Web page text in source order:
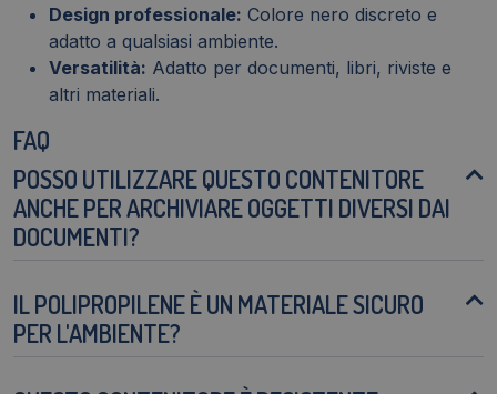
Design professionale: Colore nero discreto e
adatto a qualsiasi ambiente.
Versatilità: Adatto per documenti, libri, riviste e
altri materiali.
FAQ
POSSO UTILIZZARE QUESTO CONTENITORE
ANCHE PER ARCHIVIARE OGGETTI DIVERSI DAI
DOCUMENTI?
IL POLIPROPILENE È UN MATERIALE SICURO
PER L'AMBIENTE?